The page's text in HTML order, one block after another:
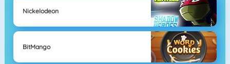
Nickelodeon
BitMango